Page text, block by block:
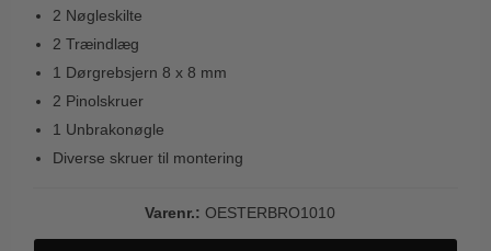
Randi Classic Line
Turnstyle Designs Dørgreb
Paskvilgreb - Terrasse
Trædørgreb på Langskilt
VONSILD Møbelgreb
2 Nøgleskilte
2 Træindlæg
1 Dørgrebsjern 8 x 8 mm
2 Pinolskruer
1 Unbrakonøgle
Diverse skruer til montering
Varenr.: OESTERBRO1010